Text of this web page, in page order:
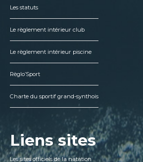
Les statuts
Le règlement intérieur club
Le règlement intérieur piscine
Règlo’Sport
Charte du sportif grand-synthois
Liens sites
Les sites officiels de la natation